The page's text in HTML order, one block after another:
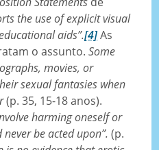
the use of explicit visual
aids”.[4]As
o assunto.Some
movies, or
sexual fantasies when
(p. 35, 15-18 anos).
harming oneself or
be acted upon”.(p.